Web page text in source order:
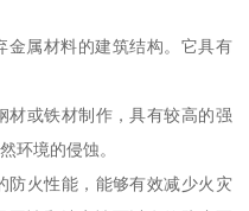
金属材料的建筑结构。它具有
材或铁材制作，具有较高的强
环境的侵蚀。
防火性能，能够有效减少火灾